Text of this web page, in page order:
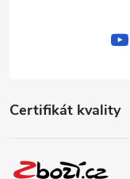
Certifikát kvality